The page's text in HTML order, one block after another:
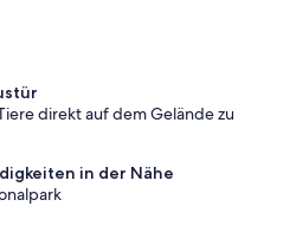
direkt auf dem Gelände zu
in der Nähe